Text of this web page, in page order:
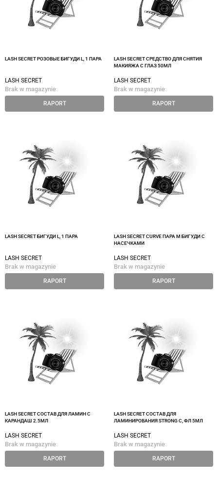
LASH SECRET РОЗОВЫЕ БИГУДИ L, 1 ПАРА
LASH SECRET
Brak w magazynie
RAPORT
LASH SECRET СРЕДСТВО ДЛЯ СНЯТИЯ
МАКИЯЖА С ГЛАЗ 50МЛ
LASH SECRET
Brak w magazynie
RAPORT
LASH SECRET БИГУДИ L, 1 ПАРА
LASH SECRET
Brak w magazynie
RAPORT
LASH SECRET CURVE ПАРА M БИГУДИ С
НАСЕЧКАМИ
LASH SECRET
Brak w magazynie
RAPORT
LASH SECRET СОСТАВ ДЛЯ ЛАМИН С
КАРАНДАШ 2.5МЛ
LASH SECRET
Brak w magazynie
RAPORT
LASH SECRET СОСТАВ ДЛЯ
ЛАМИНИРОВАНИЯ STRONG C, ФЛ 5МЛ
LASH SECRET
Brak w magazynie
RAPORT